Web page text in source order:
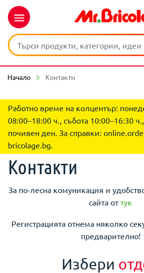
Начало Контакти
Работно време на колцентър:
08:00–18:00 ч., събота 10:00–16:30
почивен ден. За справки:
bricolage.bg.
Контакти
За по-лесна комуникация и
сайта оттук
Регистрацията отнема няколко
предварително!
Избери